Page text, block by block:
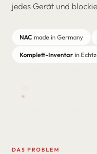
jedes Gerät und
NACmade in Germany
Komplett-Inventarin
DAS PROBLEM